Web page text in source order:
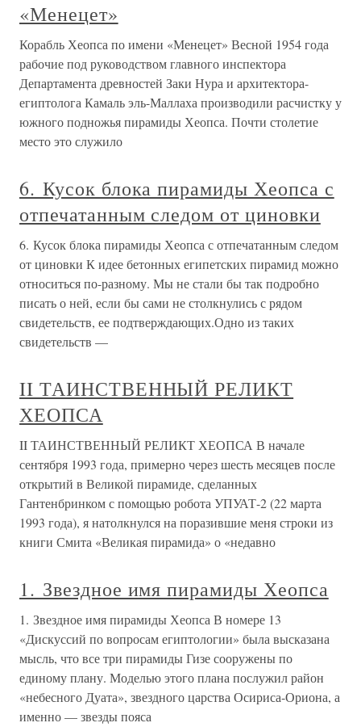
«Менецет»
Корабль Хеопса по имени «Менецет» Весной 1954 года
рабочие под руководством главного инспектора
Департамента древностей Заки Нура и архитектора-
египтолога Камаль эль-Маллаха производили расчистку у
южного подножья пирамиды Хеопса. Почти столетие
место это служило
6. Кусок блока пирамиды Хеопса с
отпечатанным следом от циновки
6. Кусок блока пирамиды Хеопса с отпечатанным следом
от циновки К идее бетонных египетских пирамид можно
относиться по-разному. Мы не стали бы так подробно
писать о ней, если бы сами не столкнулись с рядом
свидетельств, ее подтверждающих.Одно из таких
свидетельств —
II ТАИНСТВЕННЫЙ РЕЛИКТ
ХЕОПСА
II ТАИНСТВЕННЫЙ РЕЛИКТ ХЕОПСА В начале
сентября 1993 года, примерно через шесть месяцев после
открытий в Великой пирамиде, сделанных
Гантенбринком с помощью робота УПУАТ-2 (22 марта
1993 года), я натолкнулся на поразившие меня строки из
книги Смита «Великая пирамида» о «недавно
1. Звездное имя пирамиды Хеопса
1. Звездное имя пирамиды Хеопса В номере 13
«Дискуссий по вопросам египтологии» была высказана
мысль, что все три пирамиды Гизе сооружены по
единому плану. Моделью этого плана послужил район
«небесного Дуата», звездного царства Осириса-Ориона, а
именно — звезды пояса